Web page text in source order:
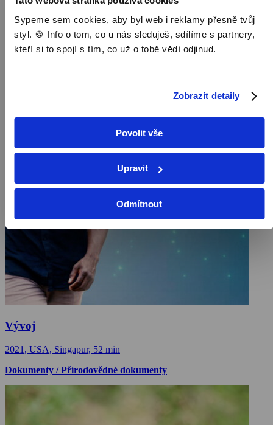
Sypeme sem cookies, aby byl web i reklamy přesně tvůj
styl. 🍪 Info o tom, co u nás sleduješ, sdílíme s partnery,
kteří si to spojí s tím, co už o tobě vědí odjinud.
Zobrazit detaily
Povolit vše
Upravit
Odmítnout
Vývoj
2021, USA, Singapur, 52 min
Dokumenty / Přírodovědné dokumenty